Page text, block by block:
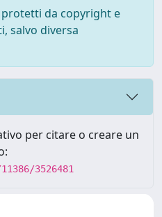
da copyright e
salvo diversa
per citare o creare un
3526481